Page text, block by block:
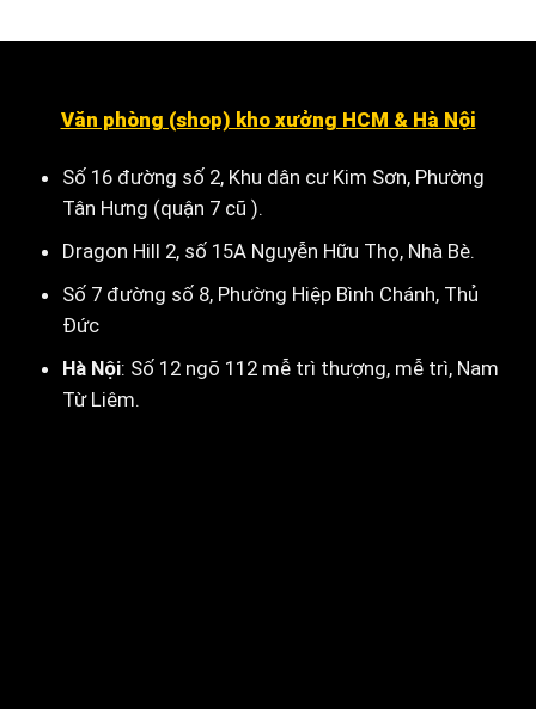
Văn phòng (shop) kho xưởng HCM & Hà Nội
Số 16 đường số 2, Khu dân cư Kim Sơn, Phường
Tân Hưng (quận 7 cũ ).
Dragon Hill 2, số 15A Nguyễn Hữu Thọ, Nhà Bè.
Số 7 đường số 8, Phường Hiệp Bình Chánh, Thủ
Đức
Hà Nội: Số 12 ngõ 112 mễ trì thượng, mễ trì, Nam
Từ Liêm.